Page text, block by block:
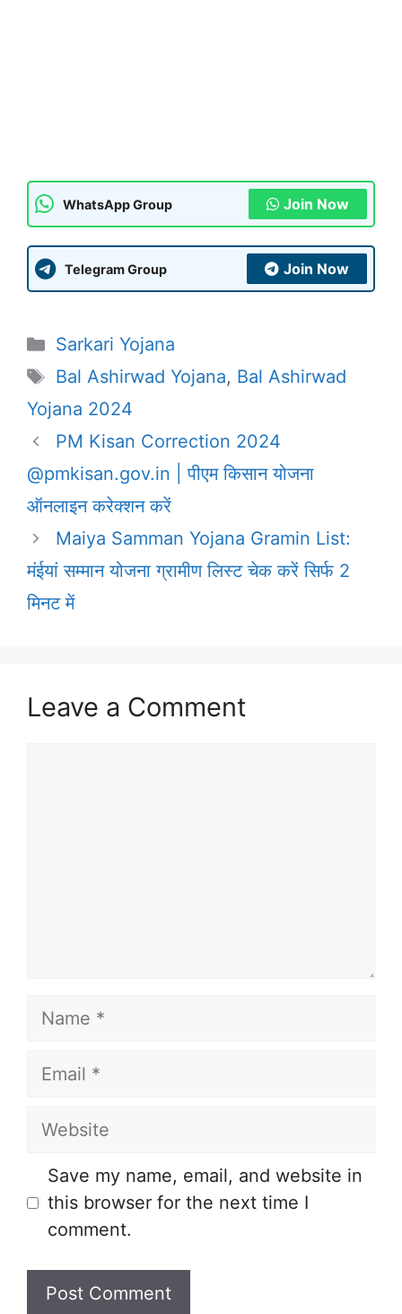
WhatsApp Group Join Now
Telegram Group Join Now
Categories
Sarkari Yojana
Tags
Bal Ashirwad Yojana, Bal Ashirwad
Yojana 2024
PM Kisan Correction 2024
@pmkisan.gov.in | पीएम किसान योजना
ऑनलाइन करेक्शन करें
Maiya Samman Yojana Gramin List:
मंईयां सम्मान योजना ग्रामीण लिस्ट चेक करें सिर्फ 2
मिनट में
Leave a Comment
Name
Email
Website
Save my name, email, and website in
this browser for the next time I
comment.